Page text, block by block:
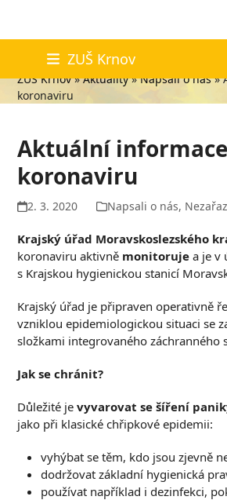
content
ZUŠ Krnov
Aktuality
ZUŠ Krnov»Aktuality»Napsali o nás»
koronaviru
Aktuální
koronaviru
2. 3. 2020 Napsali o nás,
Krajský úřad Moravskoslezského
koronaviru aktivně monitoruje a je v
s Krajskou hygienickou stanicí
Krajský úřad je připraven operativně
vzniklou epidemiologickou situaci se
složkami integrovaného záchranného
Jak se chránit?
Důležité jevyvarovat se šíření
jako při klasické chřipkové epidemii:
vyhýbat se těm, kdo jsou zjevně
dodržovat základní hygienická
používat například i dezinfekci,